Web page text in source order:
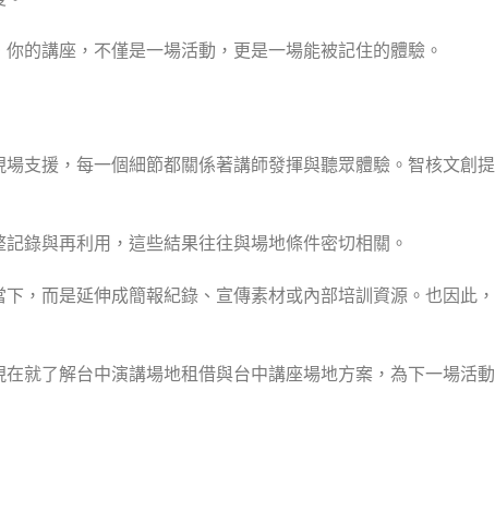
的講座，不僅是一場活動，更是一場能被記住的體驗。
支援，每一個細節都關係著講師發揮與聽眾體驗。智核文創提
錄與再利用，這些結果往往與場地條件密切相關。
，而是延伸成簡報紀錄、宣傳素材或內部培訓資源。也因此，
就了解台中演講場地租借與台中講座場地方案，為下一場活動